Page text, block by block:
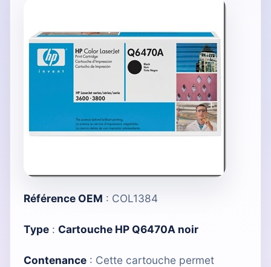
Référence OEM : COL1384
Type : Cartouche HP Q6470A noir
Contenance : Cette cartouche permet